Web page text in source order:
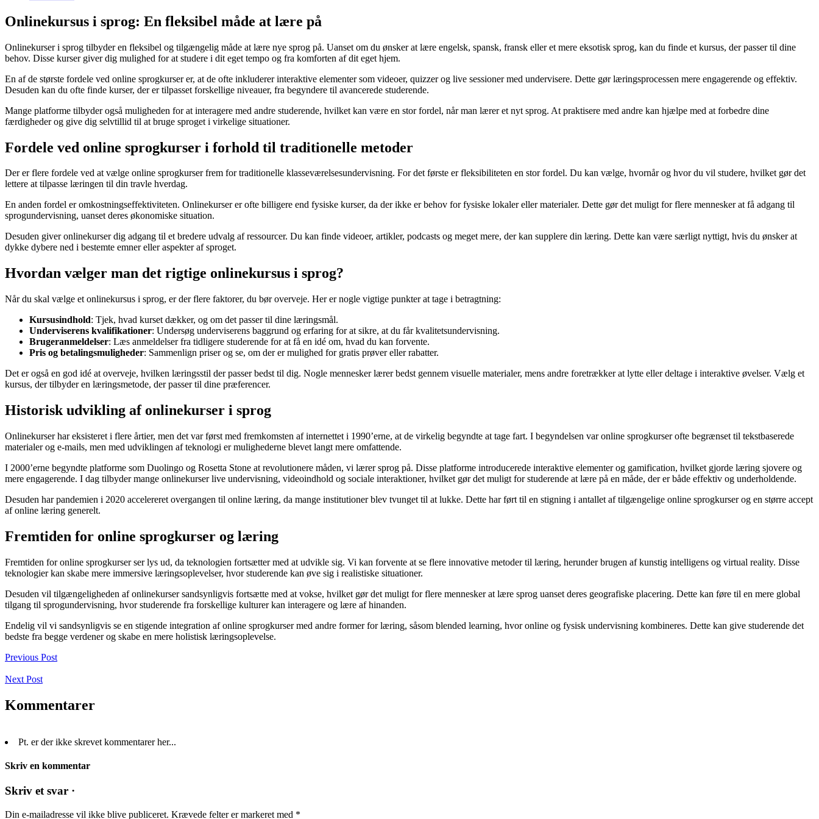
Onlinekursus i sprog: En fleksibel måde at lære på
Onlinekurser i sprog tilbyder en fleksibel og tilgængelig måde at lære nye sprog på. Uanset om du ønsker at lære engelsk, spansk, fransk eller et mere eksotisk sprog, kan du finde et kursus, der passer til dine
behov. Disse kurser giver dig mulighed for at studere i dit eget tempo og fra komforten af dit eget hjem.
En af de største fordele ved online sprogkurser er, at de ofte inkluderer interaktive elementer som videoer, quizzer og live sessioner med undervisere. Dette gør læringsprocessen mere engagerende og effektiv.
Desuden kan du ofte finde kurser, der er tilpasset forskellige niveauer, fra begyndere til avancerede studerende.
Mange platforme tilbyder også muligheden for at interagere med andre studerende, hvilket kan være en stor fordel, når man lærer et nyt sprog. At praktisere med andre kan hjælpe med at forbedre dine
færdigheder og give dig selvtillid til at bruge sproget i virkelige situationer.
Fordele ved online sprogkurser i forhold til traditionelle metoder
Der er flere fordele ved at vælge online sprogkurser frem for traditionelle klasseværelsesundervisning. For det første er fleksibiliteten en stor fordel. Du kan vælge, hvornår og hvor du vil studere, hvilket gør det
lettere at tilpasse læringen til din travle hverdag.
En anden fordel er omkostningseffektiviteten. Onlinekurser er ofte billigere end fysiske kurser, da der ikke er behov for fysiske lokaler eller materialer. Dette gør det muligt for flere mennesker at få adgang til
sprogundervisning, uanset deres økonomiske situation.
Desuden giver onlinekurser dig adgang til et bredere udvalg af ressourcer. Du kan finde videoer, artikler, podcasts og meget mere, der kan supplere din læring. Dette kan være særligt nyttigt, hvis du ønsker at
dykke dybere ned i bestemte emner eller aspekter af sproget.
Hvordan vælger man det rigtige onlinekursus i sprog?
Når du skal vælge et onlinekursus i sprog, er der flere faktorer, du bør overveje. Her er nogle vigtige punkter at tage i betragtning:
Kursusindhold: Tjek, hvad kurset dækker, og om det passer til dine læringsmål.
Underviserens kvalifikationer: Undersøg underviserens baggrund og erfaring for at sikre, at du får kvalitetsundervisning.
Brugeranmeldelser: Læs anmeldelser fra tidligere studerende for at få en idé om, hvad du kan forvente.
Pris og betalingsmuligheder: Sammenlign priser og se, om der er mulighed for gratis prøver eller rabatter.
Det er også en god idé at overveje, hvilken læringsstil der passer bedst til dig. Nogle mennesker lærer bedst gennem visuelle materialer, mens andre foretrækker at lytte eller deltage i interaktive øvelser. Vælg et
kursus, der tilbyder en læringsmetode, der passer til dine præferencer.
Historisk udvikling af onlinekurser i sprog
Onlinekurser har eksisteret i flere årtier, men det var først med fremkomsten af internettet i 1990’erne, at de virkelig begyndte at tage fart. I begyndelsen var online sprogkurser ofte begrænset til tekstbaserede
materialer og e-mails, men med udviklingen af teknologi er mulighederne blevet langt mere omfattende.
I 2000’erne begyndte platforme som Duolingo og Rosetta Stone at revolutionere måden, vi lærer sprog på. Disse platforme introducerede interaktive elementer og gamification, hvilket gjorde læring sjovere og
mere engagerende. I dag tilbyder mange onlinekurser live undervisning, videoindhold og sociale interaktioner, hvilket gør det muligt for studerende at lære på en måde, der er både effektiv og underholdende.
Desuden har pandemien i 2020 accelereret overgangen til online læring, da mange institutioner blev tvunget til at lukke. Dette har ført til en stigning i antallet af tilgængelige online sprogkurser og en større accept
af online læring generelt.
Fremtiden for online sprogkurser og læring
Fremtiden for online sprogkurser ser lys ud, da teknologien fortsætter med at udvikle sig. Vi kan forvente at se flere innovative metoder til læring, herunder brugen af kunstig intelligens og virtual reality. Disse
teknologier kan skabe mere immersive læringsoplevelser, hvor studerende kan øve sig i realistiske situationer.
Desuden vil tilgængeligheden af onlinekurser sandsynligvis fortsætte med at vokse, hvilket gør det muligt for flere mennesker at lære sprog uanset deres geografiske placering. Dette kan føre til en mere global
tilgang til sprogundervisning, hvor studerende fra forskellige kulturer kan interagere og lære af hinanden.
Endelig vil vi sandsynligvis se en stigende integration af online sprogkurser med andre former for læring, såsom blended learning, hvor online og fysisk undervisning kombineres. Dette kan give studerende det
bedste fra begge verdener og skabe en mere holistisk læringsoplevelse.
Previous Post
Next Post
Kommentarer
Pt. er der ikke skrevet kommentarer her...
Skriv en kommentar
Skriv et svar ·
Din e-mailadresse vil ikke blive publiceret. Krævede felter er markeret med *